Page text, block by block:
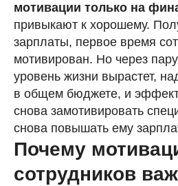
мотивации только на
привыкают к хорошему.
зарплаты, первое время
мотивирован. Но через
уровень жизни вырастет,
в общем бюджете, и эффект
снова замотивировать
снова повышать ему
Почему
сотрудников